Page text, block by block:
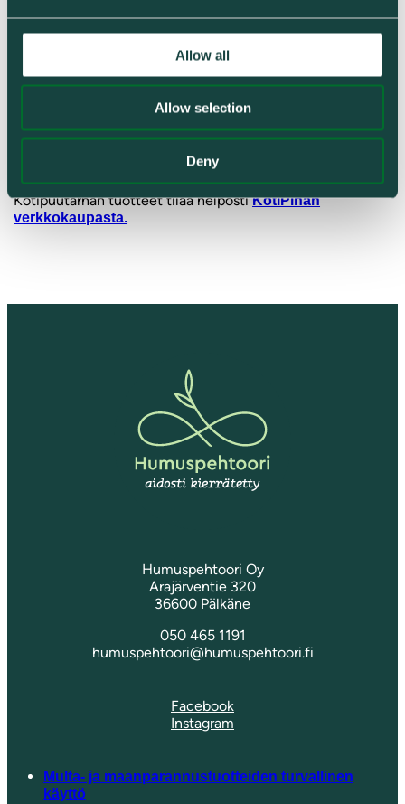
Allow all
Allow selection
Deny
Humuspehtoori Oy
Arajärventie 320
Lannoitteet ja maaparannusaineet maanviljelykseen tilaat
verkkolomakkeellamme
Kotipuutarhan tuotteet tilaa helpostiKotiPihan
verkkokaupasta.
Humuspehtoori Oy
Arajärventie 320
36600 Pälkäne
050 465 1191
humuspehtoori@humuspehtoori.fi
Facebook
Instagram
Multa- ja maanparannustuotteiden turvallinen
käyttö